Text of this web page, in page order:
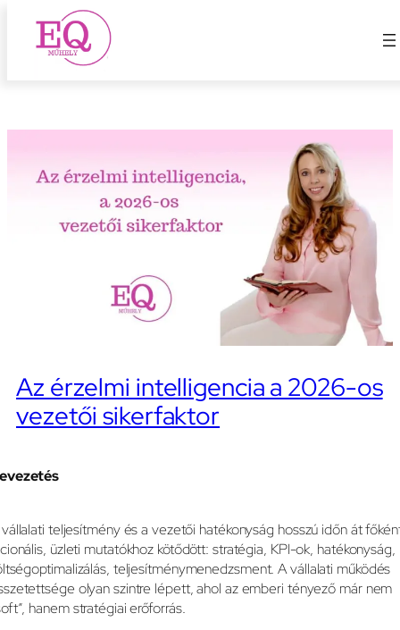
Ugrás2026-os vezetői siker
Az érzelmi intelligencia a 2026-os
vezetői sikerfaktor
teljesítmény és a vezetői hatékonyság hosszú időn át
üzleti mutatókhoz kötődött: stratégia, KPI-ok, hatékonyság,
teljesítménymenedzsment. A vállalati működés
olyan szintre lépett, ahol az emberi tényező már nem
hanem stratégiai erőforrás.